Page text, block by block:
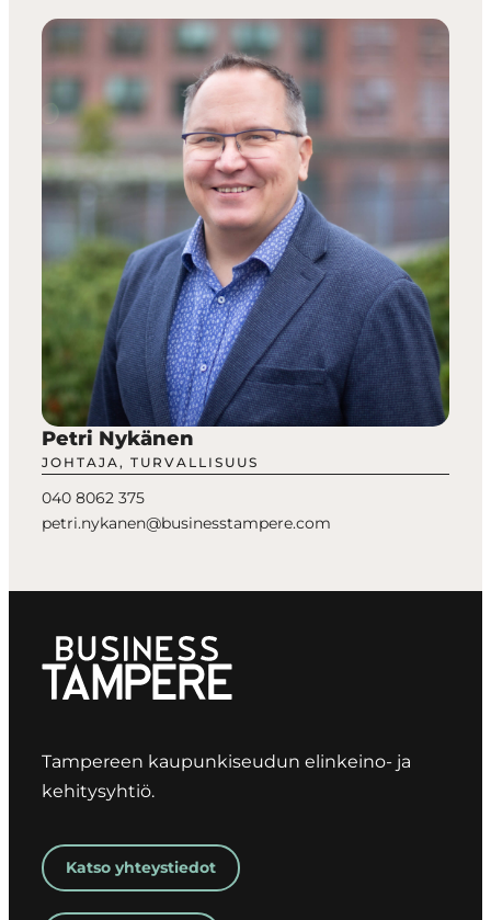
Petri Nykänen
JOHTAJA, TURVALLISUUS
040 8062 375
petri.nykanen@businesstampere.com
Tampereen kaupunkiseudun elinkeino- ja
kehitysyhtiö.
Katso yhteystiedot